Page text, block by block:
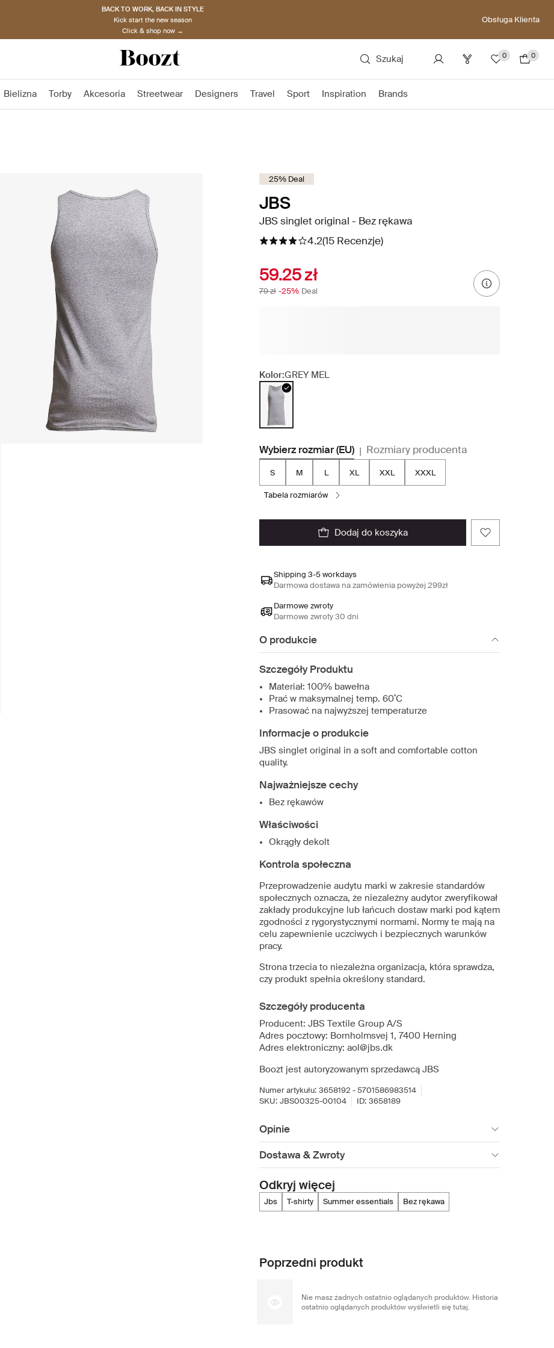
BACK TO WORK, BACK IN STYLE
Kick start the new season
Click & shop now →
Obsługa Klienta
Szukaj 0 0
Bielizna Torby Akcesoria Streetwear Designers Travel Sport Inspiration Brands
25% Deal
JBS
JBS singlet original - Bez rękawa
4.2(15 Recenzje)
59.25 zł
79 zł -25% Deal
Kolor:GREY MEL
Wybierz rozmiar (EU) | Rozmiary producenta
S M L XL XXL XXXL
tabela rozmiarów
dodaj do koszyka
Shipping 3-5 workdays
Darmowa dostawa na zamówienia powyżej 299zł
Darmowe zwroty
Darmowe zwroty 30 dni
O produkcie
Szczegóły Produktu
Materiał: 100% bawełna
Prać w maksymalnej temp. 60˚C
Prasować na najwyższej temperaturze
Informacje o produkcie
JBS singlet original in a soft and comfortable cotton
quality.
Najważniejsze cechy
Bez rękawów
Właściwości
Okrągły dekolt
Kontrola społeczna
Przeprowadzenie audytu marki w zakresie standardów
społecznych oznacza, że niezależny audytor zweryfikował
zakłady produkcyjne lub łańcuch dostaw marki pod kątem
zgodności z rygorystycznymi normami. Normy te mają na
celu zapewnienie uczciwych i bezpiecznych warunków
pracy.
Strona trzecia to niezależna organizacja, która sprawdza,
czy produkt spełnia określony standard.
Szczegóły producenta
Producent: JBS Textile Group A/S
Adres pocztowy: Bornholmsvej 1, 7400 Herning
Adres elektroniczny: aol@jbs.dk
Boozt jest autoryzowanym sprzedawcą JBS
Numer artykułu: 3658192 - 5701586983514
SKU: JBS00325-00104 ID: 3658189
Opinie
Dostawa & Zwroty
Odkryj więcej
jbs t-shirty summer essentials bez rękawa
Poprzedni produkt
Nie masz żadnych ostatnio oglądanych produktów. Historia
ostatnio oglądanych produktów wyślwietli się tutaj.